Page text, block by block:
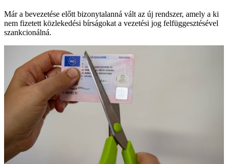
Már a bevezetése előtt bizonytalanná vált az új rendszer, amely a ki
nem fizetett közlekedési bírságokat a vezetési jog felfüggesztésével
szankcionálná.